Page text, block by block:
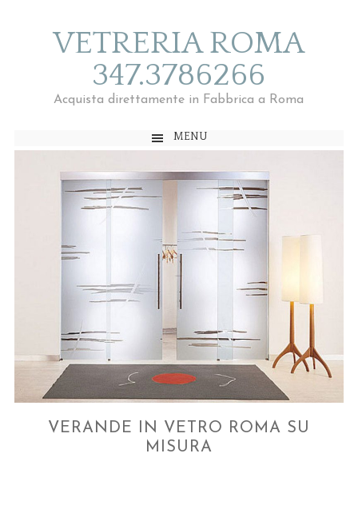
VETRERIA ROMA
347.3786266
Acquista direttamente in Fabbrica a Roma
MENU
VERANDE IN VETRO ROMA SU
MISURA